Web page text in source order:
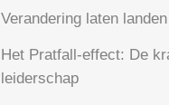
Verandering laten
Het Pratfall-effect: De
leiderschap